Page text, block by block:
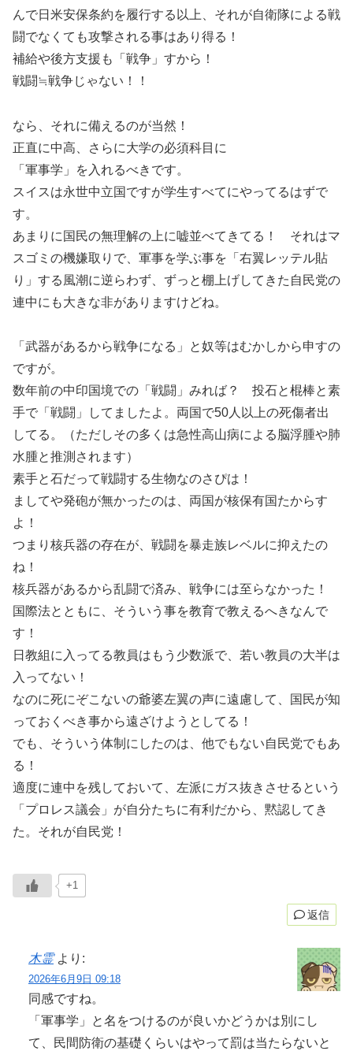
んで日米安保条約を履行する以上、それが自衛隊による戦
闘でなくても攻撃される事はあり得る！
補給や後方支援も「戦争」すから！
戦闘≒戦争じゃない！！
なら、それに備えるのが当然！
正直に中高、さらに大学の必須科目に
「軍事学」を入れるべきです。
スイスは永世中立国ですが学生すべてにやってるはずで
す。
あまりに国民の無理解の上に嘘並べてきてる！ それはマ
スゴミの機嫌取りで、軍事を学ぶ事を「右翼レッテル貼
り」する風潮に逆らわず、ずっと棚上げしてきた自民党の
連中にも大きな非がありますけどね。
「武器があるから戦争になる」と奴等はむかしから申すの
ですが。
数年前の中印国境での「戦闘」みれば？ 投石と棍棒と素
手で「戦闘」してましたよ。両国で50人以上の死傷者出
してる。（ただしその多くは急性高山病による脳浮腫や肺
水腫と推測されます）
素手と石だって戦闘する生物なのさぴは！
ましてや発砲が無かったのは、両国が核保有国たからす
よ！
つまり核兵器の存在が、戦闘を暴走族レベルに抑えたの
ね！
核兵器があるから乱闘で済み、戦争には至らなかった！
国際法とともに、そういう事を教育で教えるへきなんで
す！
日教組に入ってる教員はもう少数派で、若い教員の大半は
入ってない！
なのに死にぞこないの爺婆左翼の声に遠慮して、国民が知
っておくべき事から遠ざけようとしてる！
でも、そういう体制にしたのは、他でもない自民党でもあ
る！
適度に連中を残しておいて、左派にガス抜きさせるという
「プロレス議会」が自分たちに有利だから、黙認してき
た。それが自民党！
+1
返信
木霊 より:
2026年6月9日 09:18
同感ですね。
「軍事学」と名をつけるのが良いかどうかは別にし
て、民間防衛の基礎くらいはやって罰は当たらないと